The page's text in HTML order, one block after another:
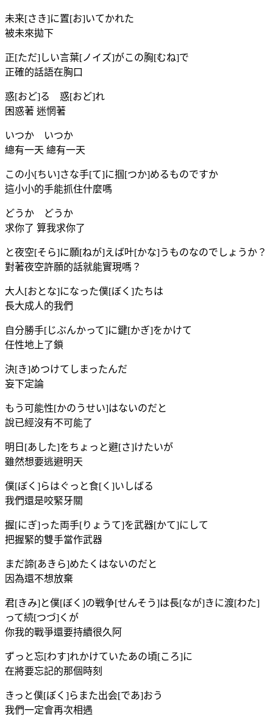
未来[さき]に置[お]いてかれた
被未來拋下
正[ただ]しい言葉[ノイズ]がこの胸[むね]で
正確的話語在胸口
惑[おど]る 惑[おど]れ
困惑著 迷惘著
いつか いつか
總有一天 總有一天
この小[ちい]さな手[て]に掴[つか]めるものですか
這小小的手能抓住什麼嗎
どうか どうか
求你了 算我求你了
と夜空[そら]に願[ねが]えば叶[かな]うものなのでしょうか？
對著夜空許願的話就能實現嗎？
大人[おとな]になった僕[ぼく]たちは
長大成人的我們
自分勝手[じぶんかって]に鍵[かぎ]をかけて
任性地上了鎖
決[き]めつけてしまったんだ
妄下定論
もう可能性[かのうせい]はないのだと
說已經沒有不可能了
明日[あした]をちょっと避[さ]けたいが
雖然想要逃避明天
僕[ぼく]らはぐっと食[く]いしばる
我們還是咬緊牙關
握[にぎ]った両手[りょうて]を武器[かて]にして
把握緊的雙手當作武器
まだ諦[あきら]めたくはないのだと
因為還不想放棄
君[きみ]と僕[ぼく]の戦争[せんそう]は長[なが]きに渡[わた]
って続[つづ]くが
你我的戰爭還要持續很久阿
ずっと忘[わす]れかけていたあの頃[ころ]に
在將要忘記的那個時刻
きっと僕[ぼく]らまた出会[であ]おう
我們一定會再次相遇